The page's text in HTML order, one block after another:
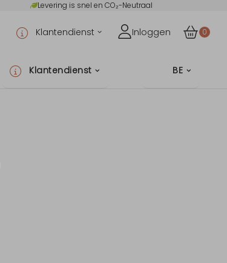
Levering is snel en CO₂-Neutraal
Klantendienst Inloggen 0
Klantendienst BE